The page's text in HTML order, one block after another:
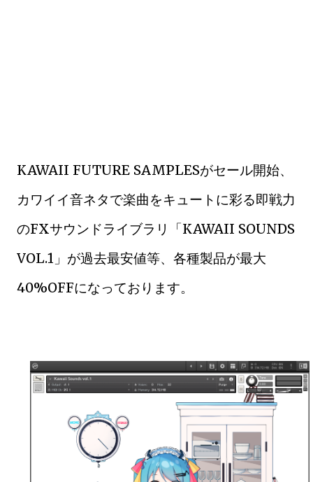
KAWAII FUTURE SAMPLESがセール開始、
カワイイ音ネタで楽曲をキュートに彩る即戦力
のFXサウンドライブラリ「KAWAII SOUNDS
VOL.1」が過去最安値等、各種製品が最大
40%OFFになっております。